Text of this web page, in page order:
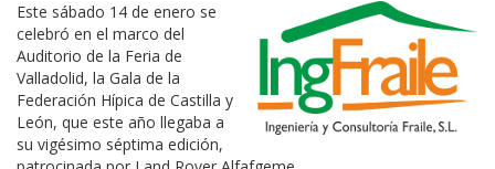
Este sábado 14 de enero se
celebró en el marco del
Auditorio de la Feria de
Valladolid, la Gala de la
Federación Hípica de Castilla y
León, que este año llegaba a
su vigésimo séptima edición,